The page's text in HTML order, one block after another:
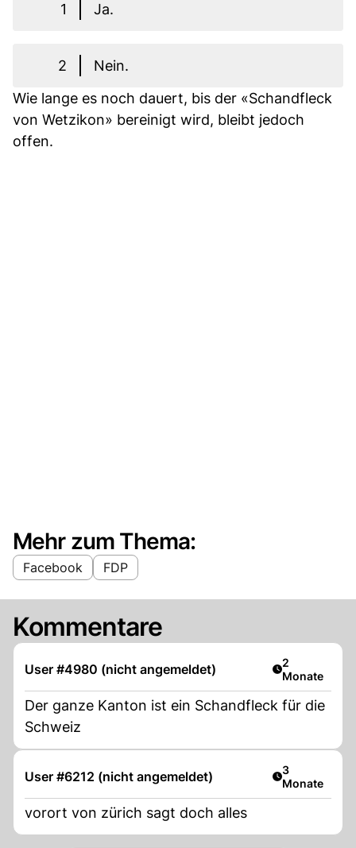
1 Ja.
2
Nein.
Wie lange es noch dauert, bis der «Schandfleck
von Wetzikon» bereinigt wird, bleibt jedoch
offen.
Mehr zum Thema:
Facebook FDP
Kommentare
User #4980 (nicht angemeldet) Artikel
2
Monate
Der ganze Kanton ist ein Schandfleck für die
Schweiz
User #6212 (nicht angemeldet) Artikel
3
Monate
vorort von zürich sagt doch alles